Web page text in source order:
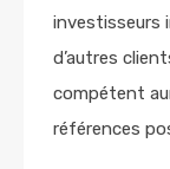
investisseurs
d’autres
compétent
références